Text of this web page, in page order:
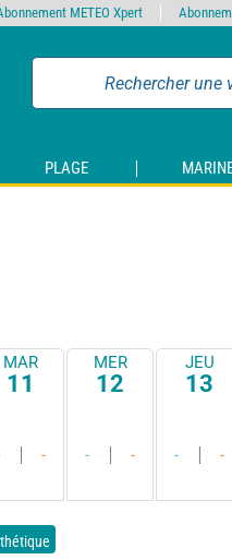
PLAGE
MAR
11
-
MER
12
- -
JEU
13
- -
METEO Xpert